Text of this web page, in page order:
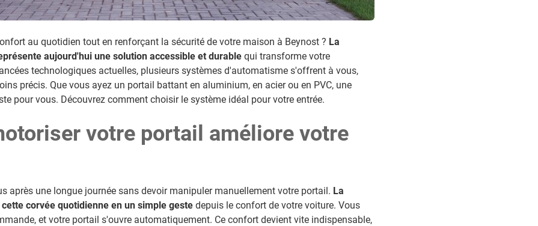
au quotidien tout en renforçant la sécurité de votre maison à Beynost ? La
aujourd'hui une solution accessible et durable qui transforme votre
technologiques actuelles, plusieurs systèmes d'automatisme s'offrent à vous,
précis. Que vous ayez un portail battant en aluminium, en acier ou en PVC, une
pour vous. Découvrez comment choisir le système idéal pour votre entrée.
votre portail améliore votre
après une longue journée sans devoir manipuler manuellement votre portail. La
corvée quotidienne en un simple geste depuis le confort de votre voiture. Vous
et votre portail s'ouvre automatiquement. Ce confort devient vite indispensable,